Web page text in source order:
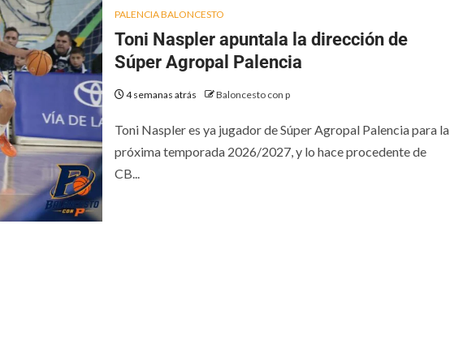
PALENCIA BALONCESTO
Toni Naspler apuntala la dirección de
Súper Agropal Palencia
4 semanas atrás Baloncesto con p
Toni Naspler es ya jugador de Súper Agropal Palencia para la
próxima temporada 2026/2027, y lo hace procedente de
CB...